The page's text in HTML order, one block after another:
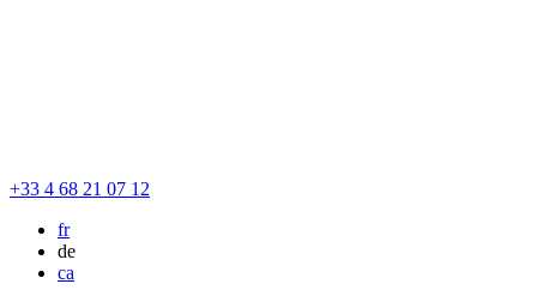
+33 4 68 21 07 12
fr
de
ca